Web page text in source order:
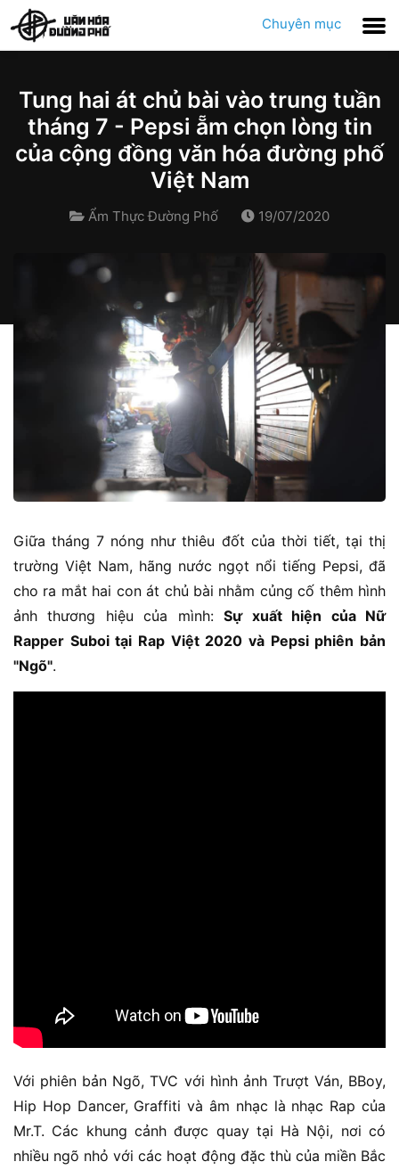
Chuyên mục
Tung hai át chủ bài vào trung tuần
tháng 7 - Pepsi ẵm chọn lòng tin
của cộng đồng văn hóa đường phố
Việt Nam
Ẩm Thực Đường Phố 19/07/2020
Giữa tháng 7 nóng như thiêu đốt của thời tiết, tại thị
trường Việt Nam, hãng nước ngọt nổi tiếng Pepsi, đã
cho ra mắt hai con át chủ bài nhằm củng cố thêm hình
ảnh thương hiệu của mình:Sự xuất hiện của Nữ
Rapper Suboi tại Rap Việt 2020 và Pepsi phiên bản
"Ngõ".
Với phiên bản Ngõ, TVC với hình ảnh Trượt Ván, BBoy,
Hip Hop Dancer, Graffiti và âm nhạc là nhạc Rap của
Mr.T. Các khung cảnh được quay tại Hà Nội, nơi có
nhiều ngõ nhỏ với các hoạt động đặc thù của miền Bắc